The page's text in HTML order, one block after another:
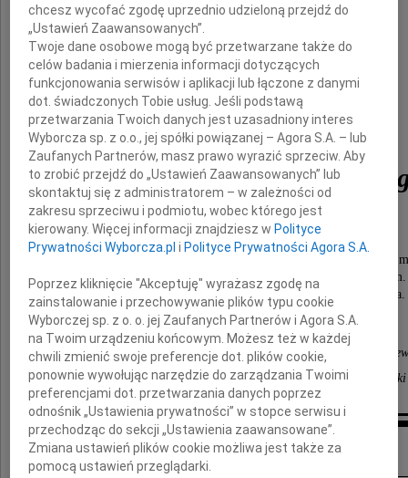
prof. dr. hab. n. med.
Leszka
wybitnego kardiologa
nieodżałowanego Kolegę, z którym kończyliśmy studia
Potrafił nieść pomoc wszystkim potrzebującym.
Był centralną osobowością naszego środowiska.
Łączy nas wiele wspólnych przeżyć
Maryla i Eugeniusz Grzegrzółkowie, Anielka
Roma Rokicka-Milewska, Eugeniusz Sokołowski
Inne kondolencje
chcesz wycofać zgodę uprzednio udzieloną przejdź do
„Ustawień Zaawansowanych”.
Twoje dane osobowe mogą być przetwarzane także do
celów badania i mierzenia informacji dotyczących
funkcjonowania serwisów i aplikacji lub łączone z danymi
dot. świadczonych Tobie usług. Jeśli podstawą
przetwarzania Twoich danych jest uzasadniony interes
Wyborcza sp. z o.o., jej spółki powiązanej – Agora S.A. – lub
Zaufanych Partnerów, masz prawo wyrazić sprzeciw. Aby
to zrobić przejdź do „Ustawień Zaawansowanych” lub
skontaktuj się z administratorem – w zależności od
zakresu sprzeciwu i podmiotu, wobec którego jest
kierowany. Więcej informacji znajdziesz w Polityce
Prywatności Wyborcza.pl i Polityce Prywatności Agora S.A.
Poprzez kliknięcie "Akceptuję" wyrażasz zgodę na
zainstalowanie i przechowywanie plików typu cookie
Wyborczej sp. z o. o. jej Zaufanych Partnerów i Agora S.A.
na Twoim urządzeniu końcowym. Możesz też w każdej
chwili zmienić swoje preferencje dot. plików cookie,
ponownie wywołując narzędzie do zarządzania Twoimi
preferencjami dot. przetwarzania danych poprzez
odnośnik „Ustawienia prywatności” w stopce serwisu i
przechodząc do sekcji „Ustawienia zaawansowane”.
Zmiana ustawień plików cookie możliwa jest także za
pomocą ustawień przeglądarki.